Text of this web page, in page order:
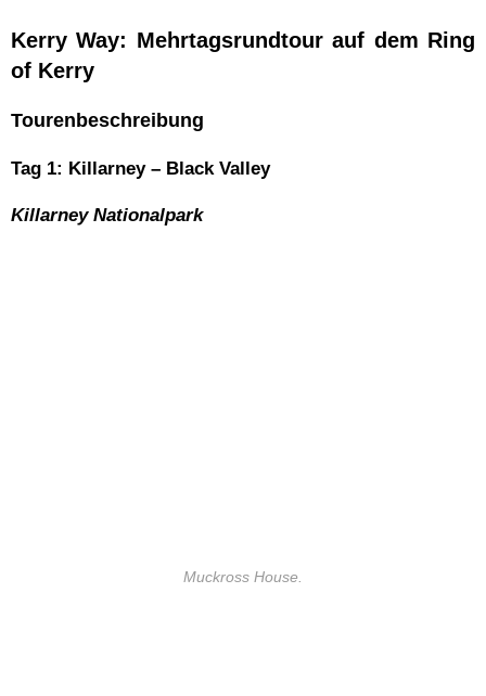
Kerry Way: Mehrtagsrundtour auf dem Ring
of Kerry
Tourenbeschreibung
Tag 1: Killarney – Black Valley
Killarney Nationalpark
Muckross House.